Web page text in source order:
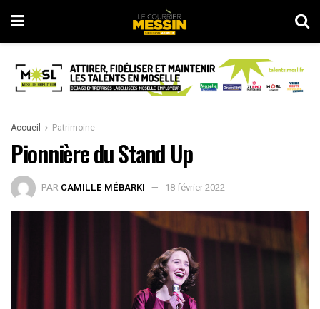
Accueil Patrimoine
Pionnière du Stand Up
PAR CAMILLE MÉBARKI 18 février 2022